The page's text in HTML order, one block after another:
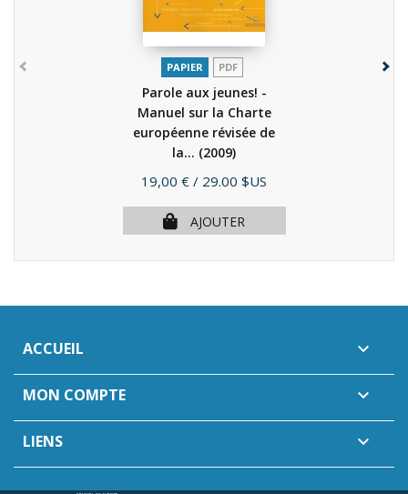
PAPIER PDF
Parole aux jeunes! -
Manuel sur la Charte
européenne révisée de
la... (2009)
Prix
19,00 € / 29.00 $US
AJOUTER
ACCUEIL 
MON COMPTE 
LIENS 